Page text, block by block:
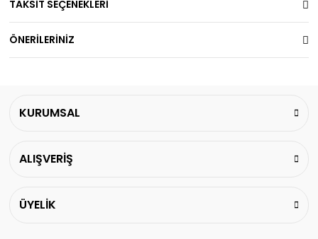
TAKSİT SEÇENEKLERİ
ÖNERİLERİNİZ
KURUMSAL
ALIŞVERİŞ
ÜYELİK